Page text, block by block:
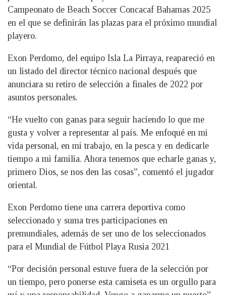
Campeonato de Beach Soccer Concacaf Bahamas 2025
en el que se definirán las plazas para el próximo mundial
playero.
Exon Perdomo, del equipo Isla La Pirraya, reapareció en
un listado del director técnico nacional después que
anunciara su retiro de selección a finales de 2022 por
asuntos personales.
“He vuelto con ganas para seguir haciendo lo que me
gusta y volver a representar al país. Me enfoqué en mi
vida personal, en mi trabajo, en la pesca y en dedicarle
tiempo a mi familia. Ahora tenemos que echarle ganas y,
primero Dios, se nos den las cosas”, comentó el jugador
oriental.
Exon Perdomo tiene una carrera deportiva como
seleccionado y suma tres participaciones en
premundiales, además de ser uno de los seleccionados
para el Mundial de Fútbol Playa Rusia 2021
“Por decisión personal estuve fuera de la selección por
un tiempo, pero ponerse esta camiseta es un orgullo para